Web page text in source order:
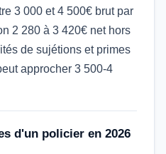
3 000 et 4 500€ brut par
2 280 à 3 420€ net hors
de sujétions et primes
approcher 3 500-4
d'un policier en 2026